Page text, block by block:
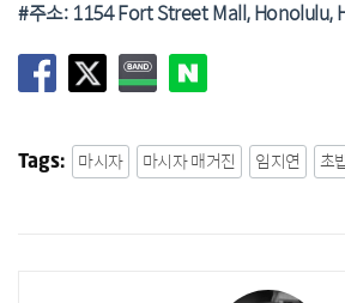
#주소: 1154 Fort Street Mall, Honolulu,
Tags: 마시자 마시자 매거진 임지연 초